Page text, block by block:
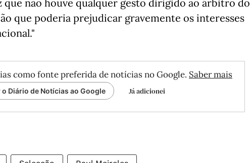
que não houve qualquer gesto dirigido ao árbitro do
que poderia prejudicar gravemente os interesses
como fonte preferida de notícias no Google. Saber mais
Diário de Notícias ao Google Já adicionei